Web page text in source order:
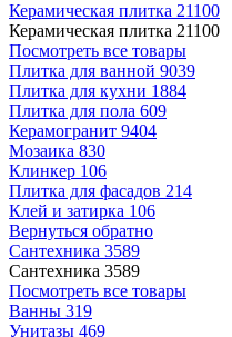
Керамическая плитка 21100
Керамическая плитка 21100
Посмотреть все товары
Плитка для ванной 9039
Плитка для кухни 1884
Плитка для пола 609
Керамогранит 9404
Мозаика 830
Клинкер 106
Плитка для фасадов 214
Клей и затирка 106
Вернуться обратно
Сантехника 3589
Сантехника 3589
Посмотреть все товары
Ванны 319
Унитазы 469